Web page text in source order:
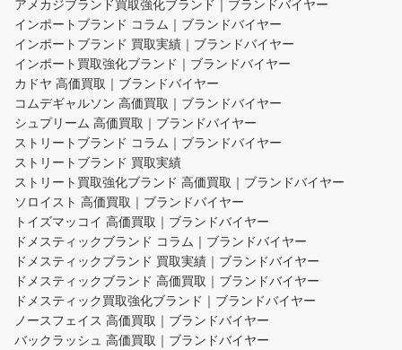
アメカジブランド買取強化ブランド｜ブランドバイヤー
インポートブランド コラム｜ブランドバイヤー
インポートブランド 買取実績｜ブランドバイヤー
インポート買取強化ブランド｜ブランドバイヤー
カドヤ 高価買取｜ブランドバイヤー
コムデギャルソン 高価買取｜ブランドバイヤー
シュプリーム 高価買取｜ブランドバイヤー
ストリートブランド コラム｜ブランドバイヤー
ストリートブランド 買取実績
ストリート買取強化ブランド 高価買取｜ブランドバイヤー
ソロイスト 高価買取｜ブランドバイヤー
トイズマッコイ 高価買取｜ブランドバイヤー
ドメスティックブランド コラム｜ブランドバイヤー
ドメスティックブランド 買取実績｜ブランドバイヤー
ドメスティックブランド 高価買取｜ブランドバイヤー
ドメスティック買取強化ブランド｜ブランドバイヤー
ノースフェイス 高価買取｜ブランドバイヤー
バックラッシュ 高価買取｜ブランドバイヤー